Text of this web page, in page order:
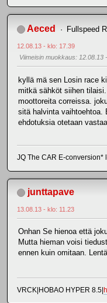
Aeced Fullspeed
12.08.13 - klo: 17.39
Viimeisin muokkaus: 12.08.13
kyllä mä sen Losin race
mitkä sähköt siihen
moottoreita correissa.
sitä halvinta vaihtoehtoa.
ehdotuksia otetaan
JQ The CAR E-conversion*
junttapave
13.08.13 - klo: 11.23
Onhan Se hienoa että
Mutta hieman voisi
ennen kuin omitaan.
VRCK|HOBAO HYPER 8.5|